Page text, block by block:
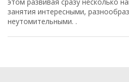
этом развивая сразу несколько
занятия интересными,
неутомительными. .